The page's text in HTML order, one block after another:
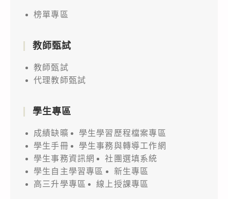
榜單專區
教師甄試
教師甄試
代理教師甄試
學生專區
成績缺曠
學生學習歷程檔案專區
學生手冊
學生事務與轉導工作網
學生事務資訊網
社團選填系統
學生自主學習專區
新生專區
高三升學專區
線上授課專區